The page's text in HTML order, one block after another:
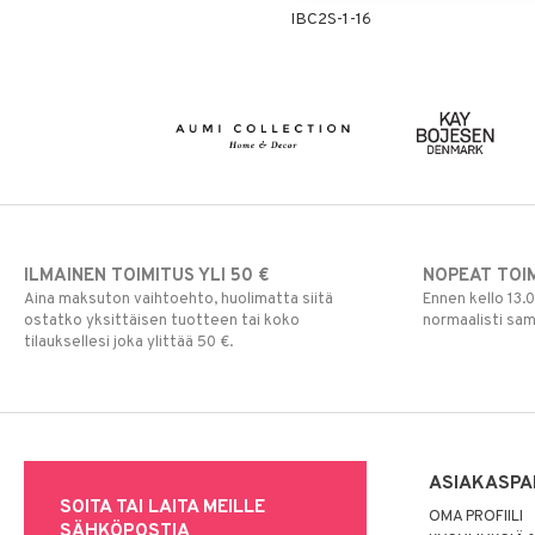
IBC2S-1-16
ILMAINEN TOIMITUS YLI 50 €
Aina maksuton vaihtoehto, huolimatta siitä
ostatko yksittäisen tuotteen tai koko
tilauksellesi joka ylittää 50 €.
NOPEAT
Ennen kello
normaalisti
SOITA TAI LAITA MEILLE
OMA PROFIILI